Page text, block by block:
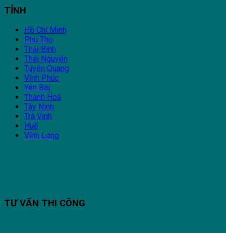
TỈNH
Hồ Chí Minh
Phú Thọ
Thái Bình
Thái Nguyên
Tuyên Quang
Vĩnh Phúc
Yên Bái
Thanh Hoá
Tây Ninh
Trà Vinh
Huế
Vĩnh Long
TƯ VẤN THI CÔNG